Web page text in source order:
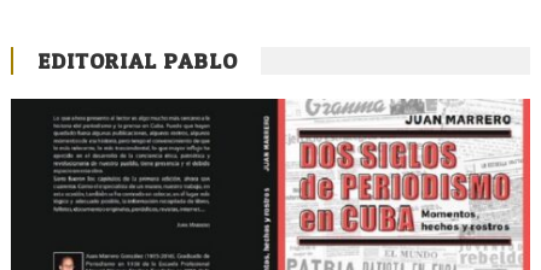
EDITORIAL PABLO